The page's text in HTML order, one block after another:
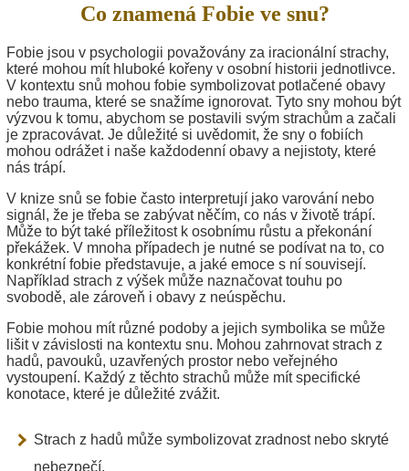
Co znamená Fobie ve snu?
Fobie jsou v psychologii považovány za iracionální strachy,
které mohou mít hluboké kořeny v osobní historii jednotlivce.
V kontextu snů mohou fobie symbolizovat potlačené obavy
nebo trauma, které se snažíme ignorovat. Tyto sny mohou být
výzvou k tomu, abychom se postavili svým strachům a začali
je zpracovávat. Je důležité si uvědomit, že sny o fobiích
mohou odrážet i naše každodenní obavy a nejistoty, které
nás trápí.
V knize snů se fobie často interpretují jako varování nebo
signál, že je třeba se zabývat něčím, co nás v životě trápí.
Může to být také příležitost k osobnímu růstu a překonání
překážek. V mnoha případech je nutné se podívat na to, co
konkrétní fobie představuje, a jaké emoce s ní souvisejí.
Například strach z výšek může naznačovat touhu po
svobodě, ale zároveň i obavy z neúspěchu.
Fobie mohou mít různé podoby a jejich symbolika se může
lišit v závislosti na kontextu snu. Mohou zahrnovat strach z
hadů, pavouků, uzavřených prostor nebo veřejného
vystoupení. Každý z těchto strachů může mít specifické
konotace, které je důležité zvážit.
Strach z hadů může symbolizovat zradnost nebo skryté
nebezpečí.